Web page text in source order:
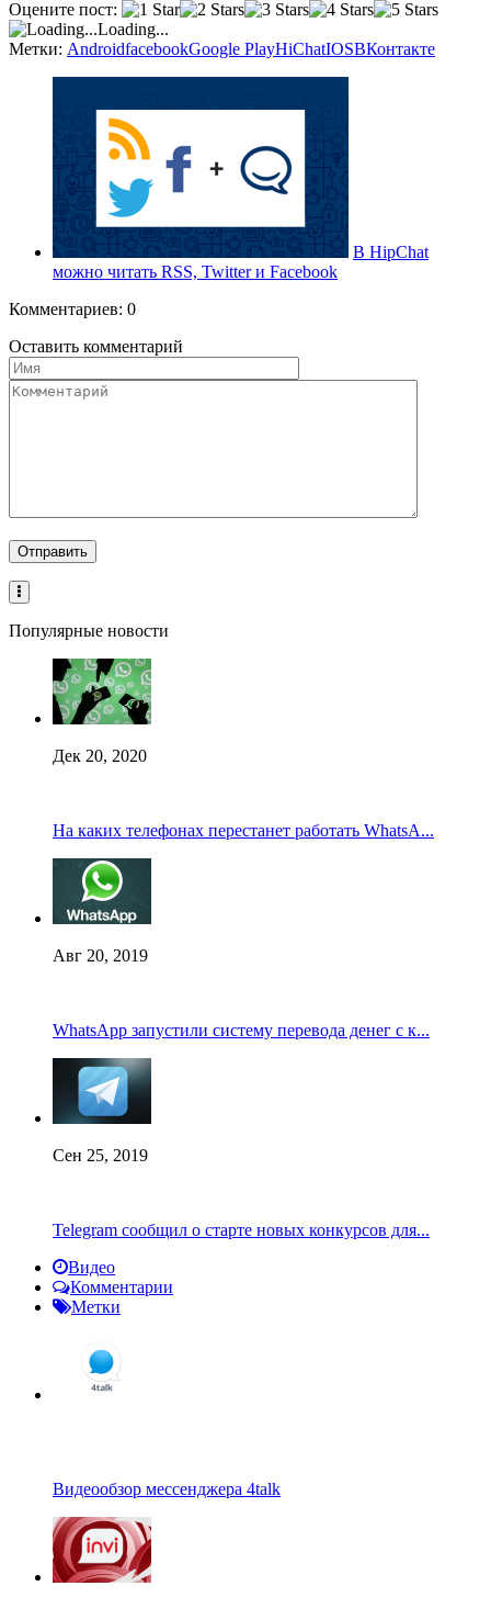
VK
Оцените пост:
Loading...
Метки: AndroidfacebookGoogle РlayHiChatIOSВКонтакте
В HipChat
можно читать RSS, Twitter и Facebook
Комментариев: 0
Оставить комментарий
Популярные новости
Дек 20, 2020
На каких телефонах перестанет работать WhatsA...
Авг 20, 2019
WhatsApp запустили систему перевода денег с к...
Сен 25, 2019
Telegram сообщил о старте новых конкурсов для...
Видео
Комментарии
Метки
Видеообзор мессенджера 4talk